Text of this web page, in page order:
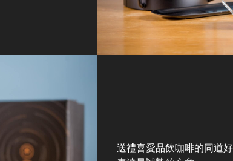
送禮喜愛品飲咖啡的同道